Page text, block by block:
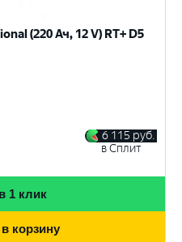
(220 Ач, 12 V) RT+ D5
6 115 руб.
в Сплит
1 клик
корзину